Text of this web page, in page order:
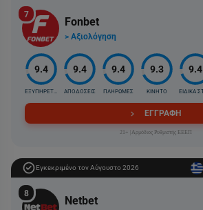
7
Fonbet
> Αξιολόγηση
9.4
ΕΞΥΠΗΡΕΤΗΣΗ
9.4
ΑΠΟΔΟΣΕΙΣ
9.4
ΠΛΗΡΩΜΕΣ
9.3
ΚΙΝΗΤΟ
9.4
ΕΓΓΡΑΦΗ
21+ |Αρμόδιος Ρυθμιστής ΕΕΕΠ
Εγκεκριμένο τον Αύγουστο 2026
8
Netbet